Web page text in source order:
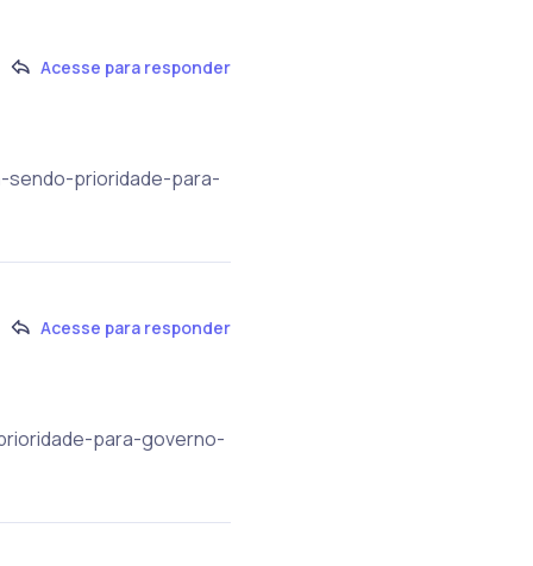
Acesse para responder
sendo-prioridade-para-
Acesse para responder
para-governo-